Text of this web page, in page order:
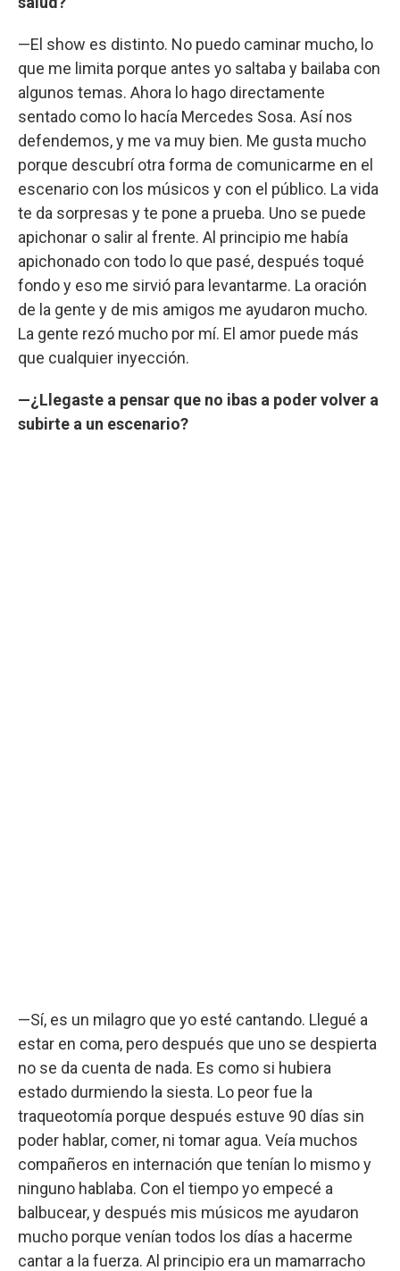
—El show es distinto. No puedo caminar mucho, lo
que me limita porque antes yo saltaba y bailaba con
algunos temas. Ahora lo hago directamente
sentado como lo hacía Mercedes Sosa. Así nos
defendemos, y me va muy bien. Me gusta mucho
porque descubrí otra forma de comunicarme en el
escenario con los músicos y con el público. La vida
te da sorpresas y te pone a prueba. Uno se puede
apichonar o salir al frente. Al principio me había
apichonado con todo lo que pasé, después toqué
fondo y eso me sirvió para levantarme. La oración
de la gente y de mis amigos me ayudaron mucho.
La gente rezó mucho por mí. El amor puede más
que cualquier inyección.
—¿Llegaste a pensar que no ibas a poder volver a
subirte a un escenario?
—Sí, es un milagro que yo esté cantando. Llegué a
estar en coma, pero después que uno se despierta
no se da cuenta de nada. Es como si hubiera
estado durmiendo la siesta. Lo peor fue la
traqueotomía porque después estuve 90 días sin
poder hablar, comer, ni tomar agua. Veía muchos
compañeros en internación que tenían lo mismo y
ninguno hablaba. Con el tiempo yo empecé a
balbucear, y después mis músicos me ayudaron
mucho porque venían todos los días a hacerme
cantar a la fuerza. Al principio era un mamarracho